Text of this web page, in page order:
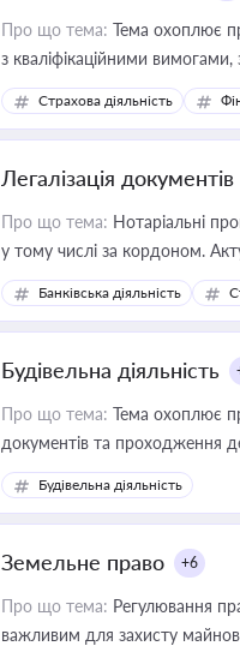
Про що тема: Тема охоплює
з кваліфікаційними
медійних змін у цій сфері
приватизації, оренди
Страхова діяльність
Легалізація документів
Про що тема: Нотаріальні
у тому числі за кордоном.
ризиків недійсності та
Банківська діяльність
Будівельна діяльність
Про що тема: Тема охоплює
документів та проходження
Будівельна діяльність
Земельне право +6
Про що тема: Регулювання
важливим для захисту